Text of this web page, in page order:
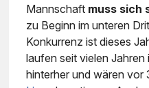
Mannschaft muss sich
zu Beginn im unteren
Konkurrenz ist dieses
laufen seit vielen
hinterher und wären